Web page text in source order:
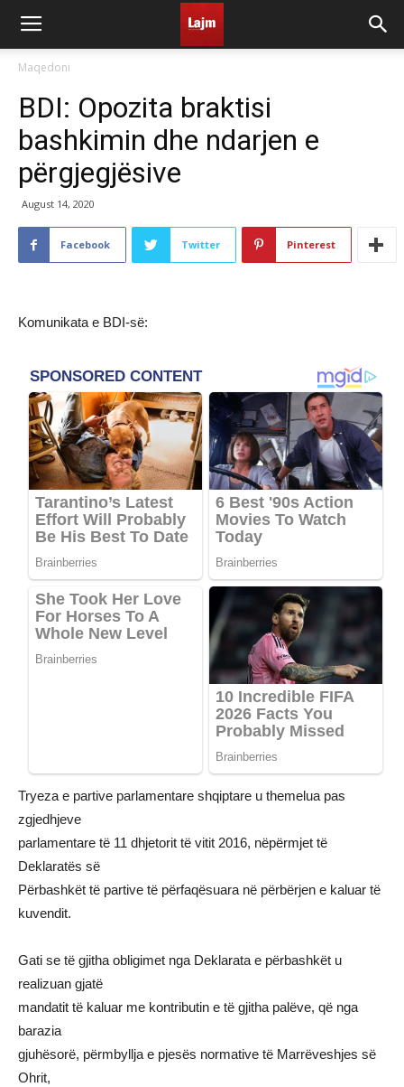
Maqedoni
BDI: Opozita braktisi
bashkimin dhe ndarjen e
përgjegjësive
August 14, 2020
Facebook Twitter Pinterest
Komunikata e BDI-së:
Tryeza e partive parlamentare shqiptare u themelua pas
zgjedhjeve
parlamentare të 11 dhjetorit të vitit 2016, nëpërmjet të
Deklaratës së
Përbashkët të partive të përfaqësuara në përbërjen e kaluar të
kuvendit.
Gati se të gjitha obligimet nga Deklarata e përbashkët u
realizuan gjatë
mandatit të kaluar me kontributin e të gjitha palëve, që nga
barazia
gjuhësorë, përmbyllja e pjesës normative të Marrëveshjes së
Ohrit,